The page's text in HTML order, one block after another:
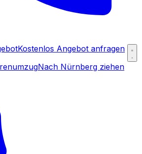
Kostenlos Angebot anfragen
Nach Nürnberg ziehen